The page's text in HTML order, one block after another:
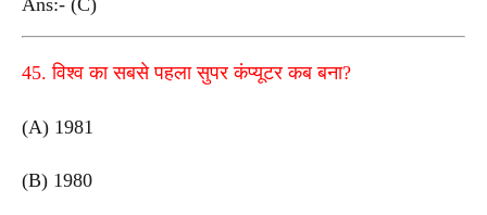
Ans:- (C)
45. विश्व का सबसे पहला सुपर कंप्यूटर कब बना?
(A) 1981
(B) 1980